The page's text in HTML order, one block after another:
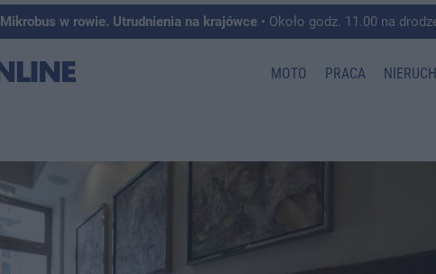
Mikrobus w rowie. Utrudnienia na krajówce • Około godz. 11.00 na drodze
MOTO PRACA